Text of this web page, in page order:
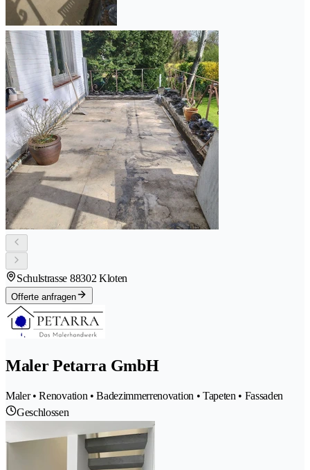
Schulstrasse 88302 Kloten
Offerte anfragen
Maler Petarra GmbH
Maler • Renovation • Badezimmerrenovation • Tapeten • Fassaden
Geschlossen